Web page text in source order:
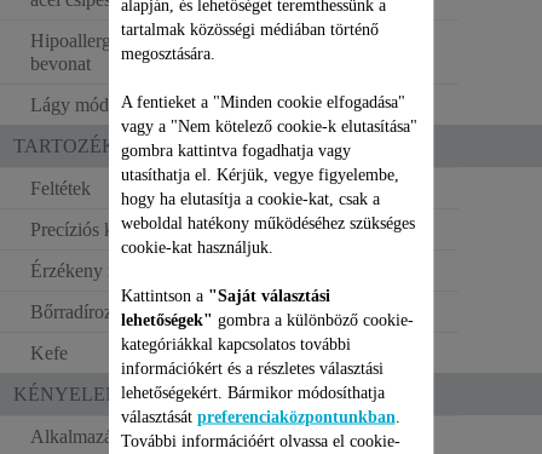
Hipoallergén ezüstion
bevonat
Lágy mód
TARTOZÉKOK
Feltétek
4
Precíziós kiegészítő
Érzékeny részek kiegészítő
Bőrradírozó görgő
Kefe
KÉNYELEM
Alkalmazási területek
Lábak, test és arc
alapján, és lehetőséget teremthessünk a
tartalmak közösségi médiában történő
megosztására.
A fentieket a "Minden cookie elfogadása"
vagy a "Nem kötelező cookie-k elutasítása"
gombra kattintva fogadhatja vagy
utasíthatja el. Kérjük, vegye figyelembe,
hogy ha elutasítja a cookie-kat, csak a
weboldal hatékony működéséhez szükséges
cookie-kat használjuk.
Kattintson a "Saját választási
lehetőségek" gombra a különböző cookie-
kategóriákkal kapcsolatos további
információkért és a részletes választási
lehetőségekért. Bármikor módosíthatja
választását preferenciaközpontunkban
További információért olvassa el cookie-